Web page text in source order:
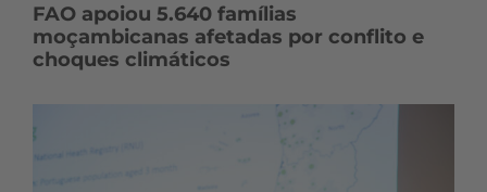
FAO apoiou 5.640 famílias
moçambicanas afetadas por conflito e
choques climáticos